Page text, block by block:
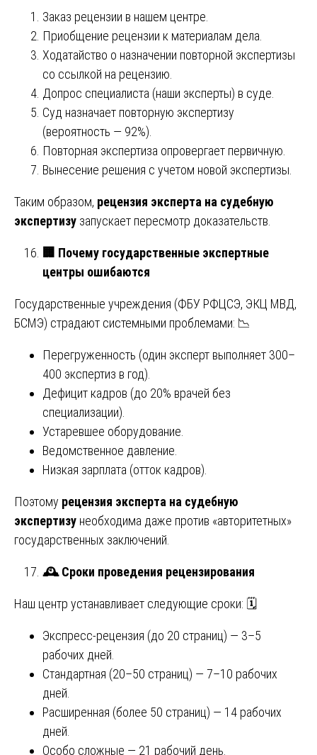
Заказ рецензии в нашем центре.
Приобщение рецензии к материалам дела.
Ходатайство о назначении повторной экспертизы
со ссылкой на рецензию.
Допрос специалиста (наши эксперты) в суде.
Суд назначает повторную экспертизу
(вероятность — 92%).
Повторная экспертиза опровергает первичную.
Вынесение решения с учетом новой экспертизы.
Таким образом, рецензия эксперта на судебную
экспертизу запускает пересмотр доказательств.
🏢 Почему государственные экспертные
центры ошибаются
Государственные учреждения (ФБУ РФЦСЭ, ЭКЦ МВД,
БСМЭ) страдают системными проблемами: 📉
Перегруженность (один эксперт выполняет 300–
400 экспертиз в год).
Дефицит кадров (до 20% врачей без
специализации).
Устаревшее оборудование.
Ведомственное давление.
Низкая зарплата (отток кадров).
Поэтому рецензия эксперта на судебную
экспертизу необходима даже против «авторитетных»
государственных заключений.
🕰️ Сроки проведения рецензирования
Наш центр устанавливает следующие сроки: 🗓️
Экспресс-рецензия (до 20 страниц) — 3–5
рабочих дней.
Стандартная (20–50 страниц) — 7–10 рабочих
дней.
Расширенная (более 50 страниц) — 14 рабочих
дней.
Особо сложные — 21 рабочий день.